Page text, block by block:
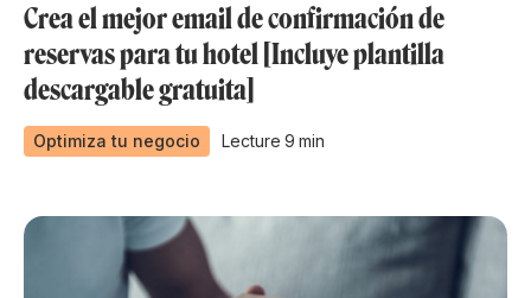
Crea el mejor email de confirmación de
reservas para tu hotel [Incluye plantilla
descargable gratuita]
Optimiza tu negocio Lecture 9 min